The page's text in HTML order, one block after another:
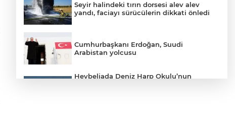
Seyir halindeki tırın dorsesi alev alev
yandı, faciayı sürücülerin dikkati önledi
Cumhurbaşkanı Erdoğan, Suudi
Arabistan yolcusu
Heybeliada Deniz Harp Okulu’nun